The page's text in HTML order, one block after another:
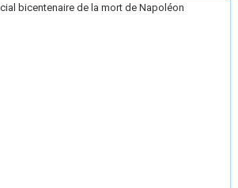
bicentenaire de la mort de Napoléon